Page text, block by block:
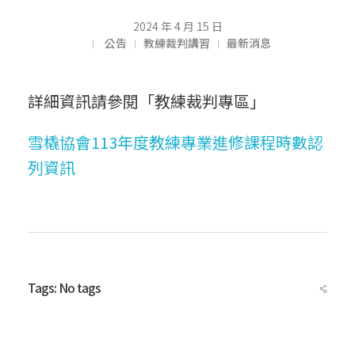
【
公
告
2024 年 4 月 15 日
公告
教練裁判講習 最新消息
詳細資訊請參閱「教練裁判專區」
雪橇協會113年度教練專業進修課程時數認
列資訊
Tags: No tags